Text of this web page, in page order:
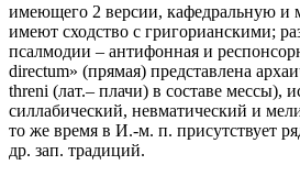
имеющего 2 версии, кафедральную и
имеют сходство с григорианскими;
псалмодии – антифонная и
directum» (прямая) представлена
threni (лат.– плачи) в составе мессы),
силлабический, невматический и
то же время в И.-м. п. присутствует
др. зап. традиций.